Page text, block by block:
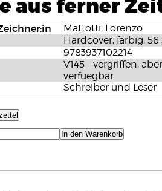
aus ferner
Mattotti, Lorenzo
Hardcover, farbig, 56
9783937102214
V145 - vergriffen,
verfuegbar
Schreiber und Leser
In den Warenkorb